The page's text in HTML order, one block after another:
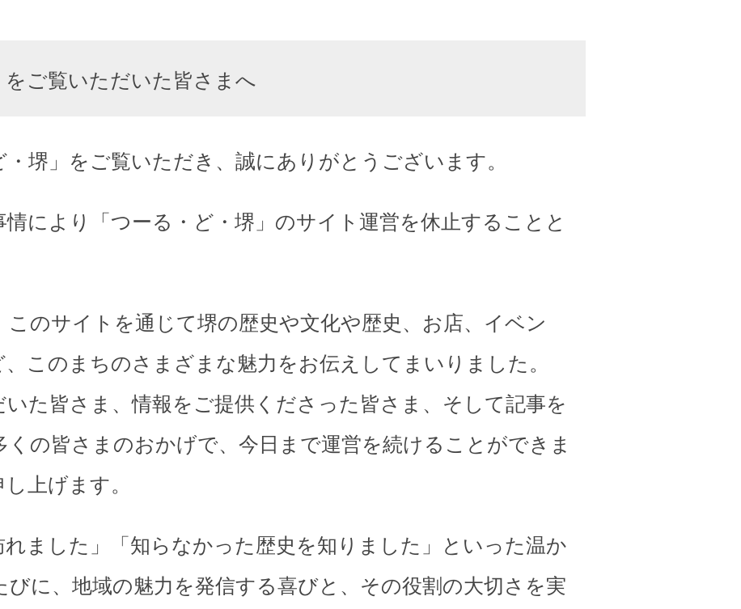
をご覧いただいた皆さまへ
堺」をご覧いただき、誠にありがとうございます。
により「つーる・ど・堺」のサイト運営を休止することと
このサイトを通じて堺の歴史や文化や歴史、お店、イベン
、このまちのさまざまな魅力をお伝えしてまいりました。
た皆さま、情報をご提供くださった皆さま、そして記事を
の皆さまのおかげで、今日まで運営を続けることができま
上げます。
れました」「知らなかった歴史を知りました」といった温か
びに、地域の魅力を発信する喜びと、その役割の大切さを実